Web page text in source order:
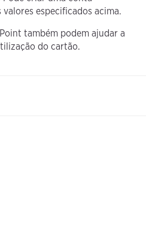
especificados acima.
também podem ajudar a
do cartão.